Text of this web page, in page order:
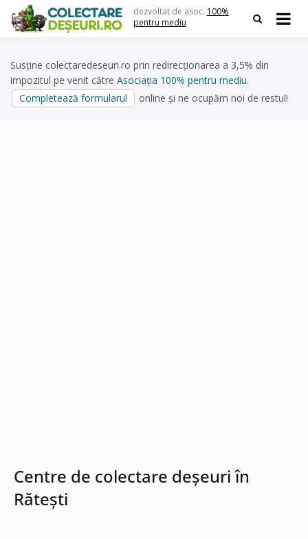
content
dezvoltat de asoc. 100%
pentru mediu
Susține colectaredeseuri.ro prin redirecționarea a 3,5% din
impozitul pe venit către Asociația 100% pentru mediu.
Completează formularul
online și ne ocupăm noi de restul!
Centre de colectare deșeuri în
Rătești